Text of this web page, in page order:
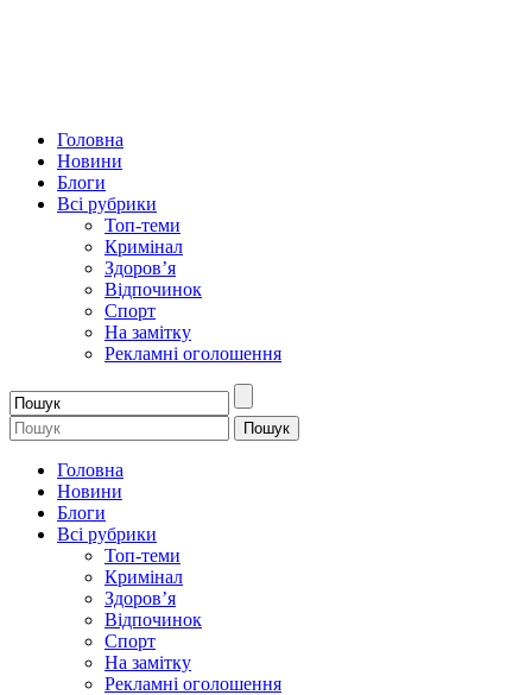
Головна
Новини
Блоги
Всі рубрики
Топ-теми
Кримінал
Здоров’я
Відпочинок
Спорт
На замітку
Рекламні оголошення
Головна
Новини
Блоги
Всі рубрики
Топ-теми
Кримінал
Здоров’я
Відпочинок
Спорт
На замітку
Рекламні оголошення